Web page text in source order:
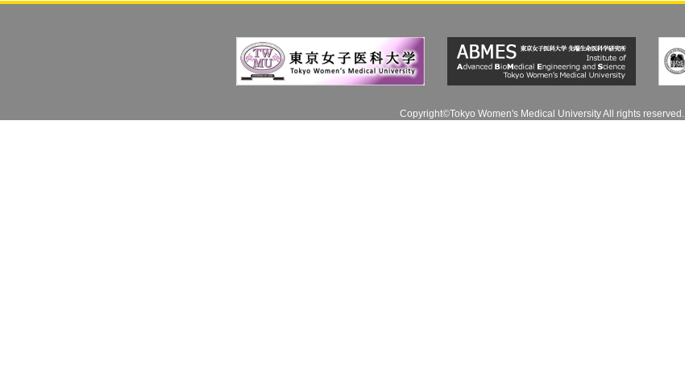
Copyright©Tokyo Women's Medical University All rights reserved.